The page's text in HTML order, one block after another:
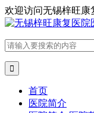
欢迎访问无锡梓旺康

首页
医院简介